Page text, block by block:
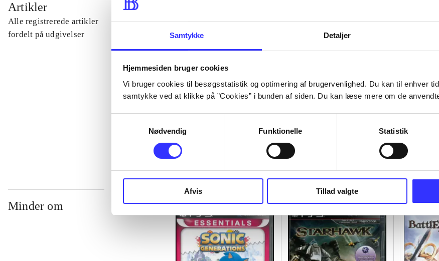
Samtykke Detaljer
Hjemmesiden bruger cookies
Vi bruger cookies til besøgsstatistik og optimering af brugervenlighed. Du kan til enhver
samtykke ved at klikke på ”Cookies” i bunden af siden. Du kan læse mere om de
Nødvendig
Funktionelle Statistik
Afvis Tillad valgte
Artikler
Alle registrerede artikler
fordelt på udgivelser
...
...
...
...
Minder om